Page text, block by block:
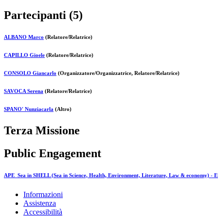
Partecipanti (5)
ALBANO Marco (Relatore/Relatrice)
CAPILLO Gioele (Relatore/Relatrice)
CONSOLO Giancarlo (Organizzatore/Organizzatrice, Relatore/Relatrice)
SAVOCA Serena (Relatore/Relatrice)
SPANO' Nunziacarla (Altro)
Terza Missione
Public Engagement
APE_Sea in SHELL (Sea in Science, Health, Environment, Literature, Law & economy) -
Informazioni
Assistenza
Accessibilità